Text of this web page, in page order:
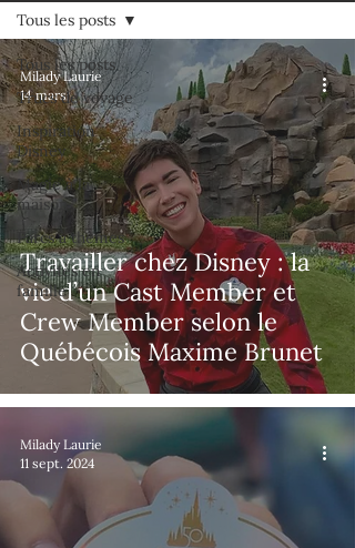
Tous les posts
Trucs de voyage
Inspiration
Disney
Magie à la
maison
Parcs à thèmes
Activités en
famille
Tous les posts
Travailler chez Disney : la
vie d’un Cast Member et
Crew Member selon le
Québécois Maxime Brunet
Milady Laurie
14 mars
Milady Laurie
11 sept. 2024